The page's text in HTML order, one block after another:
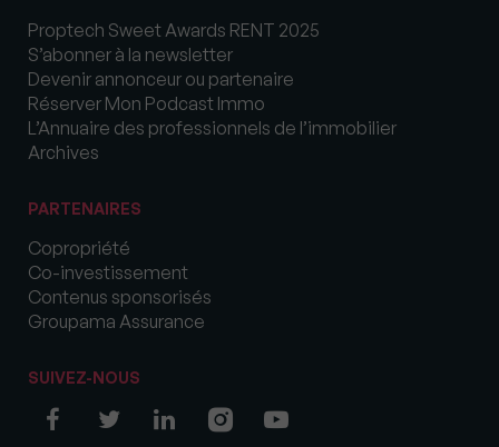
Proptech Sweet Awards RENT 2025
S’abonner à la newsletter
Devenir annonceur ou partenaire
Réserver Mon Podcast Immo
L’Annuaire des professionnels de l’immobilier
Archives
PARTENAIRES
Copropriété
Co-investissement
Contenus sponsorisés
Groupama Assurance
SUIVEZ-NOUS